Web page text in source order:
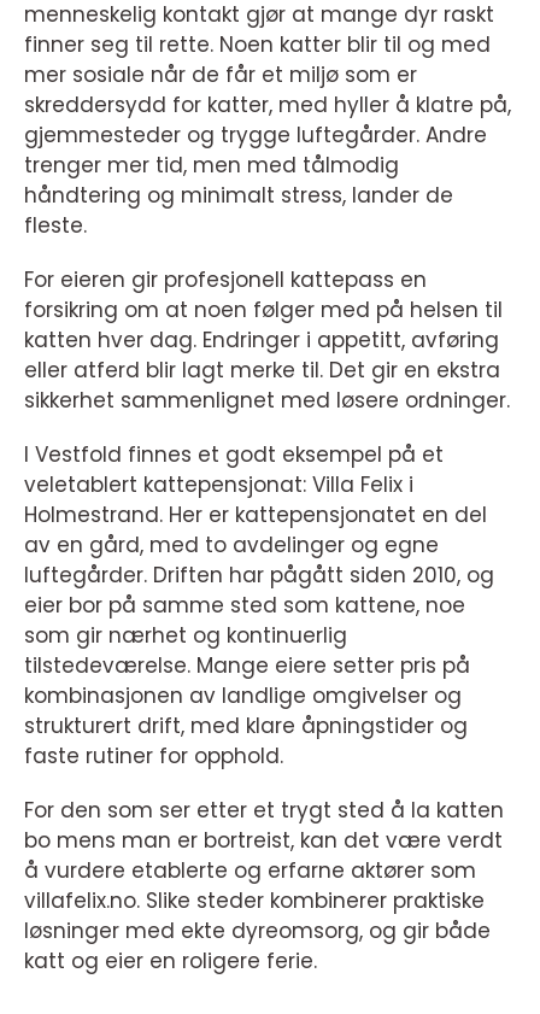
menneskelig kontakt gjør at mange dyr raskt
finner seg til rette. Noen katter blir til og med
mer sosiale når de får et miljø som er
skreddersydd for katter, med hyller å klatre på,
gjemmesteder og trygge luftegårder. Andre
trenger mer tid, men med tålmodig
håndtering og minimalt stress, lander de
fleste.
For eieren gir profesjonell kattepass en
forsikring om at noen følger med på helsen til
katten hver dag. Endringer i appetitt, avføring
eller atferd blir lagt merke til. Det gir en ekstra
sikkerhet sammenlignet med løsere ordninger.
I Vestfold finnes et godt eksempel på et
veletablert kattepensjonat: Villa Felix i
Holmestrand. Her er kattepensjonatet en del
av en gård, med to avdelinger og egne
luftegårder. Driften har pågått siden 2010, og
eier bor på samme sted som kattene, noe
som gir nærhet og kontinuerlig
tilstedeværelse. Mange eiere setter pris på
kombinasjonen av landlige omgivelser og
strukturert drift, med klare åpningstider og
faste rutiner for opphold.
For den som ser etter et trygt sted å la katten
bo mens man er bortreist, kan det være verdt
å vurdere etablerte og erfarne aktører som
villafelix.no. Slike steder kombinerer praktiske
løsninger med ekte dyreomsorg, og gir både
katt og eier en roligere ferie.